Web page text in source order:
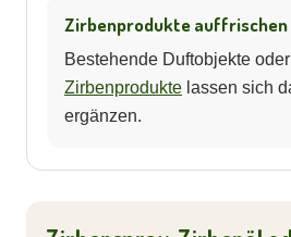
Zirbenprodukte auffrischen
Bestehende Duftobjekte
Zirbenprodukte lassen sich
ergänzen.